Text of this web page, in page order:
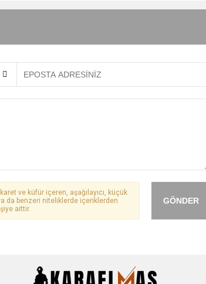
GÖNDER
ve küfür içeren, aşağılayıcı, küçük
da benzeri niteliklerde içeriklerden
aittir.